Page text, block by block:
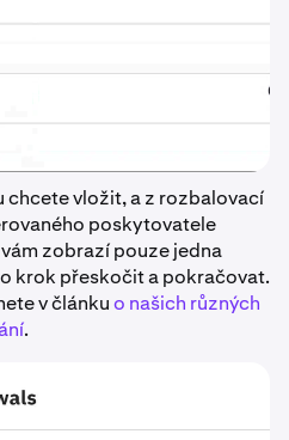
chcete vložit, a z rozbalovací
poskytovatele
zobrazí pouze jedna
krok přeskočit a pokračovat.
v článkuo našich různých
.